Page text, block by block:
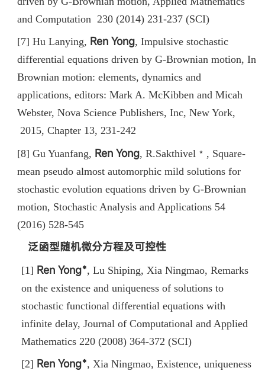
and Computation 230 (2014) 231-237 (SCI)
[7] Hu Lanying, Ren Yong, Impulsive stochastic
differential equations driven by G-Brownian motion, In
Brownian motion: elements, dynamics and
applications, editors: Mark A. McKibben and Micah
Webster, Nova Science Publishers, Inc, New York,
2015, Chapter 13, 231-242
[8] Gu Yuanfang, Ren Yong, R.Sakthivel﹡, Square-
mean pseudo almost automorphic mild solutions for
stochastic evolution equations driven by G-Brownian
motion, Stochastic Analysis and Applications 54
(2016) 528-545
泛函型随机微分方程及可控性
[1] Ren Yong﹡, Lu Shiping, Xia Ningmao, Remarks
on the existence and uniqueness of solutions to
stochastic functional differential equations with
infinite delay, Journal of Computational and Applied
Mathematics 220 (2008) 364-372 (SCI)
[2] Ren Yong﹡, Xia Ningmao, Existence, uniqueness